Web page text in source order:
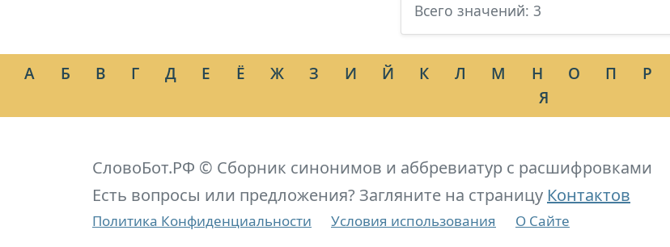
Всего значений: 3
А Б В Г Д Е Ё Ж З И Й К Л М Н О П Р
Я
СловоБот.РФ © Сборник синонимов и аббревиатур с расшифровками
Есть вопросы или предложения? Загляните на страницу Контактов
Политика Конфиденциальности Условия использования О Сайте